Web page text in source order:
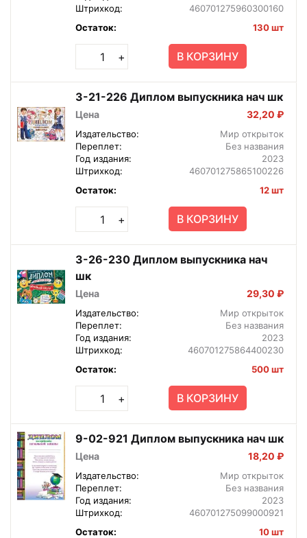
Штрихкод:
460701275960300160
Остаток:
130 шт
+ В КОРЗИНУ
3-21-226 Диплом выпускника нач шк
Цена 32,20 ₽
Издательство:
Мир открыток
Переплет:
Без названия
Год издания:
2023
Штрихкод:
460701275865100226
Остаток:
12 шт
+ В КОРЗИНУ
3-26-230 Диплом выпускника нач
шк
Цена 29,30 ₽
Издательство:
Мир открыток
Переплет:
Без названия
Год издания:
2023
Штрихкод:
460701275864400230
Остаток:
500 шт
+ В КОРЗИНУ
9-02-921 Диплом выпускника нач шк
Цена 18,20 ₽
Издательство:
Мир открыток
Переплет:
Без названия
Год издания:
2023
Штрихкод:
460701275099000921
Остаток:
10 шт